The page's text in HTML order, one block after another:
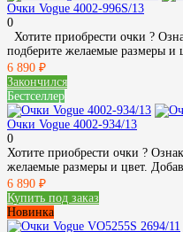
Очки Vogue 4002-996S/13
0
Хотите приобрести очки ?
подберите желаемые размеры и
6 890 ₽
Закончился
Бестселлер
Очки Vogue 4002-934/13
0
Хотите приобрести очки ?
желаемые размеры и цвет.
6 890 ₽
Купить под заказ
Новинка